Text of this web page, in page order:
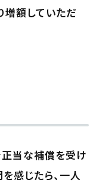
増額していただ
正当な補償を受け
感じたら、一人